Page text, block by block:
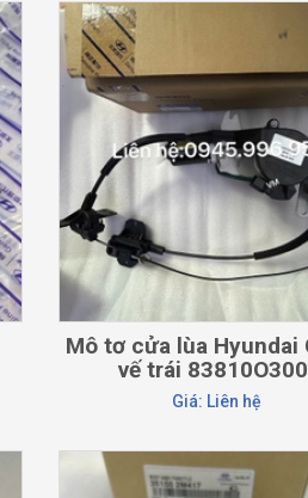
Mô tơ cửa lùa Hyundai
vế trái
Giá: Liên hệ